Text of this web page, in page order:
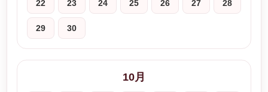
22 23 24 25 26 27 28
29 30
10月